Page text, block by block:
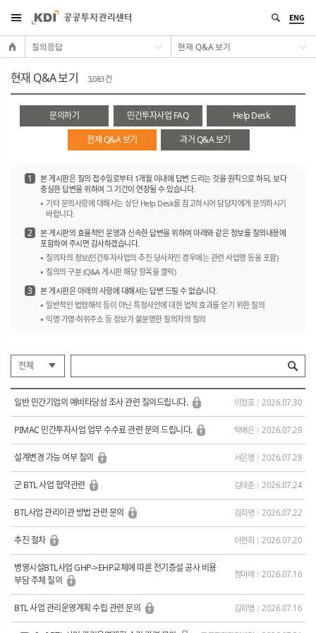
ENG
질의응답 현재 Q&A 보기
현재 Q&A 보기 3,083 건
문의하기 민간투자사업 FAQ
Help Desk
현재 Q&A 보기
과거 Q&A 보기
1
본 게시판은 질의 접수일로부터 1개월 이내에 답변 드리는 것을 원칙으로 하되, 보다
충실한 답변을 위하여 그 기간이 연장될 수 있습니다.
기타 문의사항에 대해서는 상단 Help Desk를 참고하시어 담당자에게 문의하시기
바랍니다.
2
본 게시판의 효율적인 운영과 신속한 답변을 위하여 아래와 같은 정보를 질의내용에
포함하여 주시면 감사하겠습니다.
질의자의 정보(민간투자사업의 추진 당사자인 경우에는 관련 사업명 등을 포함)
질의의 구분 (Q&A 게시판 해당 항목을 클릭)
3
본 게시판은 아래의 사항에 대해서는 답변 드릴 수 없습니다.
일반적인 법령해석 등이 아닌 특정사안에 대한 법적 효과를 얻기 위한 질의
익명·가명·허위주소 등 정보가 불분명한 질의자의 질의
전체
일반 민간기업의 예비타당성 조사 관련 질의드립니다. 이정호 2026.07.30
PIMAC 민간투자사업 업무 수수료 관련 문의 드립니다. 박예은 2026.07.29
설계변경 가능 여부 질의 서은영 2026.07.28
군 BTL 사업 협약관련 김태춘 2026.07.24
BTL사업 관리이관 방법 관련 문의 김희영 2026.07.22
추진 절차 이현희 2026.07.20
병영시설BTL사업 GHP->EHP교체에 따른 전기증설 공사 비용
부담 주체 질의
정미애 2026.07.16
BTL 사업 관리운영계획 수립 관련 문의 김희영 2026.07.16